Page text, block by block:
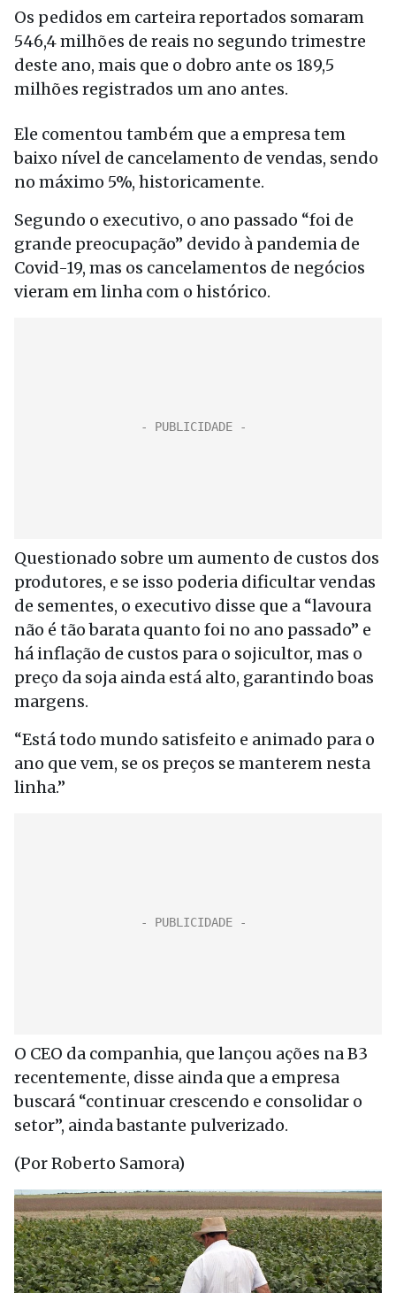
Os pedidos em carteira reportados somaram
546,4 milhões de reais no segundo trimestre
deste ano, mais que o dobro ante os 189,5
milhões registrados um ano antes.
Ele comentou também que a empresa tem
baixo nível de cancelamento de vendas, sendo
no máximo 5%, historicamente.
Segundo o executivo, o ano passado “foi de
grande preocupação” devido à pandemia de
Covid-19, mas os cancelamentos de negócios
vieram em linha com o histórico.
Questionado sobre um aumento de custos dos
produtores, e se isso poderia dificultar vendas
de sementes, o executivo disse que a “lavoura
não é tão barata quanto foi no ano passado” e
há inflação de custos para o sojicultor, mas o
preço da soja ainda está alto, garantindo boas
margens.
“Está todo mundo satisfeito e animado para o
ano que vem, se os preços se manterem nesta
linha.”
O CEO da companhia, que lançou ações na B3
recentemente, disse ainda que a empresa
buscará “continuar crescendo e consolidar o
setor”, ainda bastante pulverizado.
(Por Roberto Samora)